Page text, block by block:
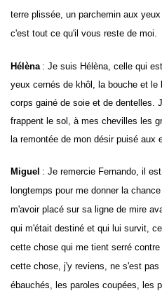
terre plissée, un parchemin aux
c'est tout ce qu'il vous reste de moi.
Hélèna : Je suis Hélèna, celle qui
yeux cernés de khôl, la bouche et
corps gainé de soie et de dentelles.
frappent le sol, à mes chevilles les
la remontée de mon désir puisé aux
Miguel : Je remercie Fernando, il
longtemps pour me donner la
m'avoir placé sur sa ligne de mire
qui m'était destiné et qui lui survit,
cette chose qui me tient serré
cette chose, j'y reviens, ne s'est
ébauchés, les paroles coupées, les